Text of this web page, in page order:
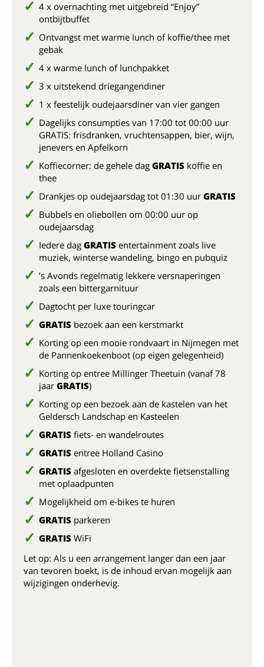
4 x overnachting met uitgebreid “Enjoy”
ontbijtbuffet
Ontvangst met warme lunch of koffie/thee met
gebak
4 x warme lunch of lunchpakket
3 x uitstekend driegangendiner
1 x feestelijk oudejaarsdiner van vier gangen
Dagelijks consumpties van 17:00 tot 00:00 uur
GRATIS: frisdranken, vruchtensappen, bier, wijn,
jenevers en Apfelkorn
Koffiecorner: de gehele dag GRATIS koffie en
thee
Drankjes op oudejaarsdag tot 01:30 uur GRATIS
Bubbels en oliebollen om 00:00 uur op
oudejaarsdag
Iedere dag GRATIS entertainment zoals live
muziek, winterse wandeling, bingo en pubquiz
’s Avonds regelmatig lekkere versnaperingen
zoals een bittergarnituur
Dagtocht per luxe touringcar
GRATIS bezoek aan een kerstmarkt
Korting op een mooie rondvaart in Nijmegen met
de Pannenkoekenboot (op eigen gelegenheid)
Korting op entree Millinger Theetuin (vanaf 78
jaar GRATIS)
Korting op een bezoek aan de kastelen van het
Geldersch Landschap en Kasteelen
GRATIS fiets- en wandelroutes
GRATIS entree Holland Casino
GRATIS afgesloten en overdekte fietsenstalling
met oplaadpunten
Mogelijkheid om e-bikes te huren
GRATIS parkeren
GRATIS WiFi
Let op: Als u een arrangement langer dan een jaar
van tevoren boekt, is de inhoud ervan mogelijk aan
wijzigingen onderhevig.